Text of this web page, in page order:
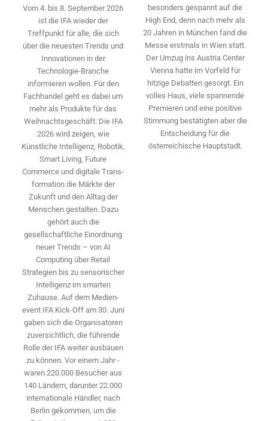
Vom 4. bis 8. September 2026
ist die IFA wieder der
Treffpunkt für alle, die sich
über die neuesten Trends und
Innovationen in der
Technologie-­Branche
informieren wollen. Für den
Fachhandel geht es dabei um
mehr als Produkte für das
Weihnachtsgeschäft: Die IFA
2026 wird ­zeigen, wie
Künstliche Intelligenz, Robotik,
Smart Living, Future
Commerce und digitale Trans­
formation die Märkte der
Zukunft und den Alltag der
Menschen gestalten. Dazu
gehört auch die
gesellschaftliche Einordnung
neuer Trends – von AI
Computing über Retail
Strategien bis zu sensorischer
Intelligenz im smarten
Zuhause. Auf dem Medien­
event IFA Kick-Off am 30. Juni
gaben sich die Organisatoren
zuversichtlich, die führende
Rolle der IFA weiter ausbauen
zu können. Vor einem Jahr ­
waren 220.000 Besucher aus
140 ­Ländern, ­darunter 22.000
internationale Händler, nach
Berlin gekommen, um die
besonders gespannt auf die
High End, denn nach mehr als
20 Jahren in München fand die
Messe erstmals in Wien statt.
Der Umzug ins Austria Center
Vienna hatte im Vorfeld für
hitzige Debatten gesorgt. Ein
volles Haus, viele spannende
Premieren und eine positive
Stimmung bestätigten aber die
Entscheidung für die
österreichische Hauptstadt.